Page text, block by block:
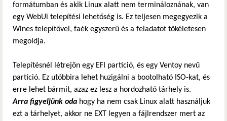
formátumban és akik Linux alatt nem termináloznának, van
egy WebUi telepítési lehetőség is. Ez teljesen megegyezik a
Wines telepítővel, faék egyszerű és a feladatot tökéletesen
megoldja.
Telepítésnél létrejön egy EFI partíció, és egy Ventoy nevű
partíció. Ez utóbbira lehet huzigálni a bootolható ISO-kat, és
erre lehet bármit, azaz ez lesz a hordozható tárhely is.
Arra figyeljünk oda hogy ha nem csak Linux alatt használjuk
ezt a tárhelyet, akkor ne EXT legyen a fájlrendszer mert az